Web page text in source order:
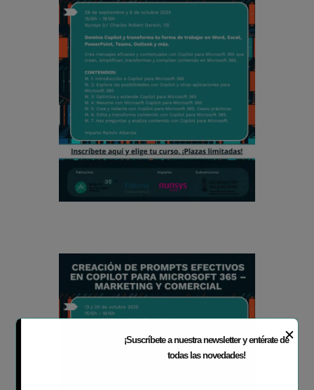
✕
¡Suscríbete a nuestra newsletter y entérate de
todas las novedades!